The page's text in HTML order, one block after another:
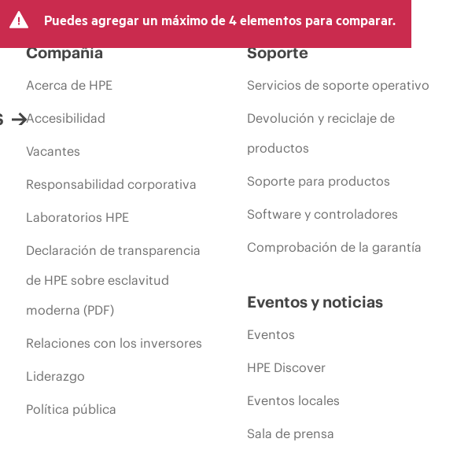
Puedes agregar un máximo de 4 elementos para comparar.
Compañía
Acerca de HPE
Accesibilidad
Vacantes
Responsabilidad corporativa
Laboratorios HPE
Declaración de transparencia
de HPE sobre esclavitud
moderna (PDF)
Relaciones con los inversores
Liderazgo
Política pública
Soporte
Servicios de soporte operativo
Devolución y reciclaje de
productos
Soporte para productos
Software y controladores
Comprobación de la garantía
Eventos y noticias
Eventos
HPE Discover
Eventos locales
Sala de prensa